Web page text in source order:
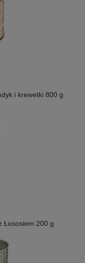
i krewetki 800 g
Łososiem 200 g